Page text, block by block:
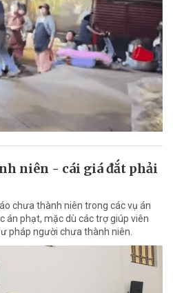
niên - cái giá đắt phải
chưa thành niên trong các vụ án
án phạt, mặc dù các trợ giúp viên
pháp người chưa thành niên.